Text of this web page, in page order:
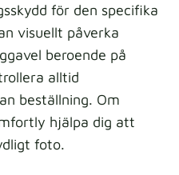
för den specifika
visuellt påverka
beroende på
alltid
beställning. Om
hjälpa dig att
foto.